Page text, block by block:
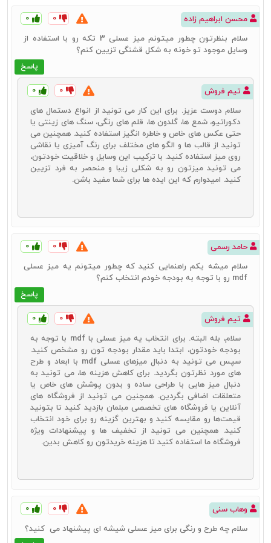
میزهای جلو مبلی مدرن با طراحی‌های ساده و بدون جزئیات
اضافی، به فضا جلوه‌ای شیک و مدرن می‌بخشند.
این میزها می‌توانند از ترکیب‌های مختلفی از متریال‌ها ساخته
شوند که هر یک جلوه‌ای خاص به میز می‌دهد.
میزهای جلو مبلی مدرن علاوه بر زیبایی، بسیار کاربردی نیز
هستند و می‌توانند به‌عنوان سطحی برای قرار دادن وسایل مختلف
مورداستفاده قرار گیرند.
میز جلو مبلی کلاسیک
میز جلو مبلی کلاسیک با طراحی‌های سنتی و استفاده از متریال‌های طبیعی
مانند چوب، یکی از پرطرف‌دارترین انواع میزهای جلو مبلی است. این میزها
معمولاً دارای جزئیات منبت‌کاری شده و خطوط منحنی هستند که به فضای
نشیمن جلوه‌ای رسمی و شیک می‌بخشند.
مزایا و ویژگی‌ها:
مبلی کلاسیک هستند. این ویژگی‌ها عبارتند از:
میزهای جلو مبلی کلاسیک با طراحی‌های زیبا و جزئیات دقیق، جلوه‌ای
سنتی و باشکوه به فضا می‌بخشند.
این میزها از چوب‌های مرغوب ساخته می‌شوند و بسیار بادوام و مقاوم
میزهای جلو مبلی کلاسیک به‌راحتی با دکوراسیون‌های سنتی و کلاسیک
هماهنگ می‌شوند و فضایی زیبا و هماهنگ ایجاد می‌کنند.
میز عسلی شیشه‌ای
میز عسلی شیشه‌ای یکی از انتخاب‌های محبوب برای دکوراسیون‌های مدرن
و مینیمال است. این میزها با ظاهر شفاف و براق خود به فضا جلوه‌ای شیک
و سبک می‌بخشند و می‌توانند به بزرگ‌تر نشان دادن فضا کمک کنند.
مزایا و ویژگی‌ها:
میز عسلی شیشه‌ای به واسطه همین سه ویژگی زیر، توانسته جذابیت
میزهای عسلی شیشه‌ای به دلیل شفافیت و براق بودن، به فضا جلوه‌ای
تمیز کردن میزهای شیشه‌ای بسیار آسان است و با یک پارچه مرطوب
به‌راحتی تمیز می‌شوند.
این میزها به دلیل وزن سبک خود به‌راحتی قابل‌حمل و جابه‌جایی هستند.
راهنمای خرید بهترین میز جلو مبلی، پذیرایی یا
محسن ابراهیم زاده ۰ ۰
پاسخ
سلام بنظرتون چطور میتونم میز عسلی 3 تکه رو با استفاده از
وسایل موجود تو خونه به شکل قشنگی تزیین کنم؟
تیم فروش ۰ ۰
سلام دوست عزیز. برای این کار می ‌تونید از انواع دستمال‌ های
دکوراتیو، شمع ‌ها، گلدون ‌ها، قلم ‌های رنگی، سنگ ‌های زینتی یا
حتی عکس ‌های خاص و خاطره انگیز استفاده کنید. همچنین می
‌تونید از قالب‌ ها و الگو های مختلف برای رنگ آمیزی یا نقاشی
روی میز استفاده کنید. با ترکیب این وسایل و خلاقیت خودتون،
می ‌تونید میزتون رو به شکلی زیبا و منحصر به فرد تزیین
کنید. امیدوارم که این ایده ‌ها برای شما مفید باشن.
حامد رسمی ۰ ۰
پاسخ
سلام میشه یکم راهنمایی کنید که چطور میتونم یه میز عسلی
mdf رو با توجه به بودجه خودم انتخاب کنم؟
تیم فروش ۰ ۰
سلام، بله البته. برای انتخاب یه میز عسلی با mdf با توجه به
بودجه خودتون، ابتدا باید مقدار بودجه تون رو مشخص کنید.
سپس می ‌تونید به دنبال میزهای عسلی mdf با ابعاد و طرح
‌های مورد نظرتون بگردید. برای کاهش هزینه ها، می‌ تونید به
دنبال میز هایی با طراحی ساده و بدون پوشش ‌های خاص یا
متعلقات اضافی بگردین. همچنین می ‌تونید از فروشگاه‌ های
آنلاین یا فروشگاه ‌های تخصصی مبلمان بازدید کنید تا بتونید
قیمت‌ها رو مقایسه کنید و بهترین گزینه رو برای خود انتخاب
کنید. همچنین می‌ تونید از تخفیف ‌ها و پیشنهادات ویژه
فروشگاه‌ ما استفاده کنید تا هزینه خریدتون رو کاهش بدین.
وهاب سنی ۰ ۰
سلام چه طرح و رنگی برای میز عسلی شیشه‌ ای پیشنهاد می ‌ کنید؟